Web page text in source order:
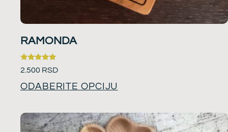
RAMONDA
Ocenjeno
sa
od 5
2.500 RSD
ODABERITE OPCIJU